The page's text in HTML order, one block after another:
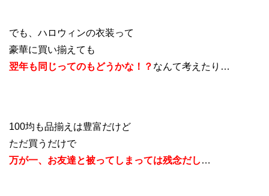
でも、ハロウィンの衣装って
豪華に買い揃えても
翌年も同じってのもどうかな！？ なんて考えたり…
100均も品揃えは豊富だけど
ただ買うだけで
万が一、お友達と被ってしまっては残念だし …